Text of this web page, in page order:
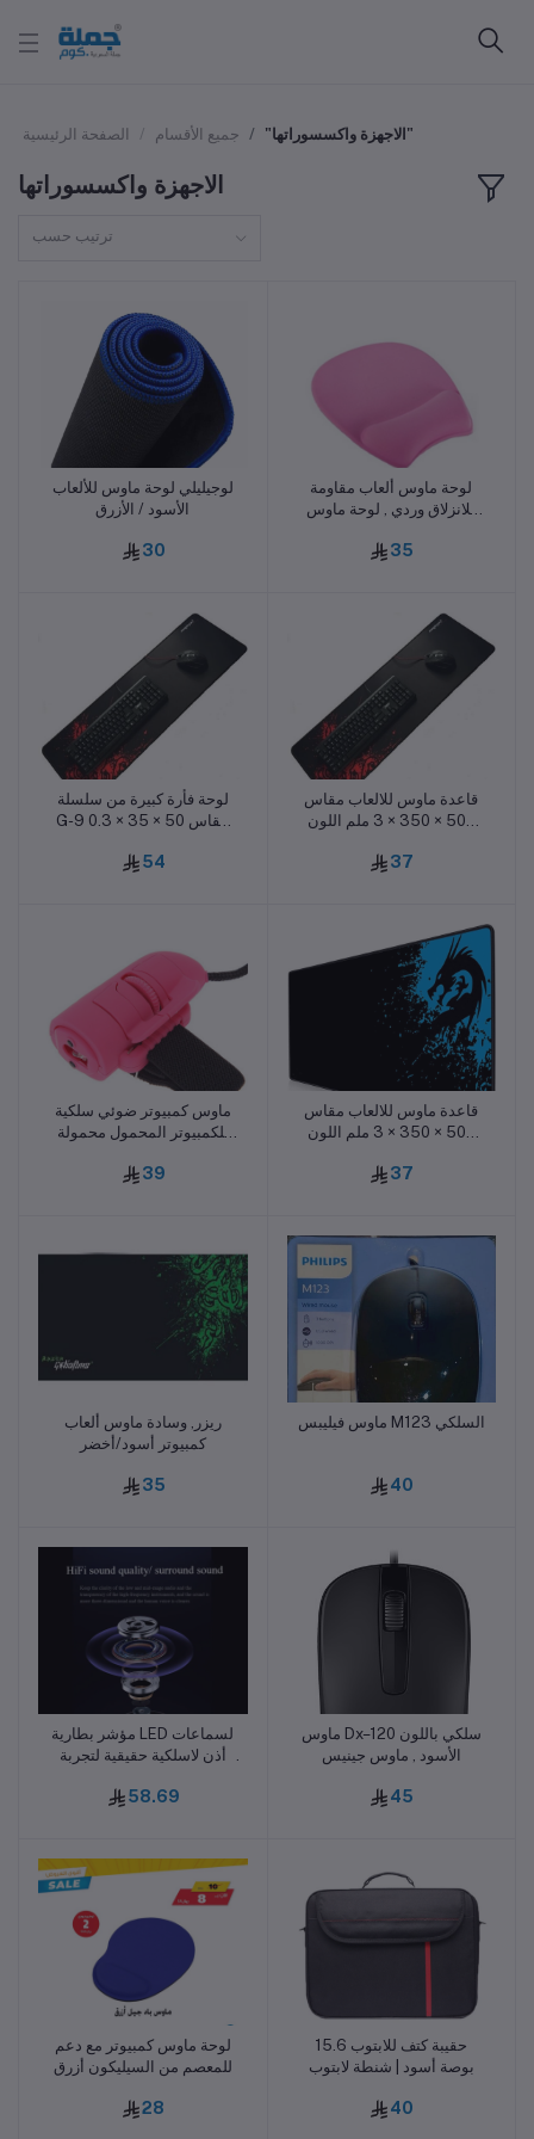
الصفحة الرئيسية جميع الأقسام "الاجهزة واكسسوراتها"
الاجهزة واكسسوراتها
ترتيب حسب
أضف للسلة
لوجيليلي لوحة ماوس للألعاب
الأسود / الأزرق
30
أضف للسلة
لوحة ماوس ألعاب مقاومة
للانزلاق وردي , لوحة ماوس
35
أضف للسلة
لوحة فأرة كبيرة من سلسلة
G-9 مقاس 50 × 35 × 0.3
54
أضف للسلة
قاعدة ماوس للالعاب مقاس
500 × 350 × 3 ملم اللون
37
أضف للسلة
ماوس كمبيوتر ضوئي سلكية
للكمبيوتر المحمول محمولة
QW38659
39
أضف للسلة
قاعدة ماوس للالعاب مقاس
500 × 350 × 3 ملم اللون
37
أضف للسلة
ريزر, وسادة ماوس ألعاب
كمبيوتر أسود/أخضر
35
أضف للسلة ماوس فيليبس M123 السلكي
40
أضف للسلةمؤشر بطارية LED لسماعات
أذن لاسلكية حقيقية لتجربة
58.69
أضف للسلة
ماوس Dx–120 سلكي باللون
الأسود , ماوس جينيس
45
أضف للسلة
لوحة ماوس كمبيوتر مع دعم
للمعصم من السيليكون أزرق
28
أضف للسلة حقيبة كتف للابتوب 15.6
بوصة أسود | شنطة لابتوب
40